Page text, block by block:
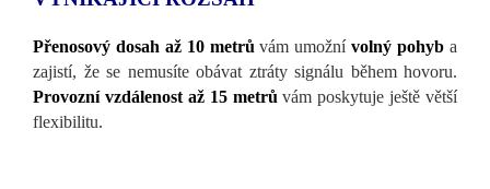
Přenosový dosah až 10 metrůvám umožnívolný pohyba
zajistí, že se nemusíte obávat ztráty signálu během hovoru.
Provozní vzdálenost až 15 metrůvám poskytuje ještě větší
flexibilitu.